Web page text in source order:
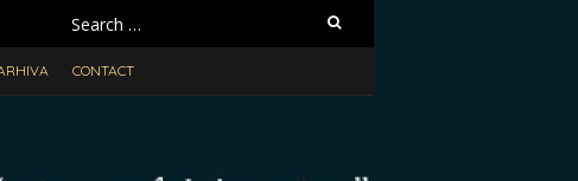
Search
for:
CONTACT